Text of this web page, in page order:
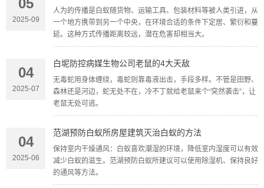
05
2025-09
人为的传播是白蚁随货物、运输工具、包装材料等被人类引进，从
一个地方携带到另一个中央，在环境合适的条件下定居、繁衍和蔓
延。这种方式传播距离较远，潜在危害却相当大。
04
2025-07
白坭防控病媒生物公司老鼠的4大天敌
无毒蛇用身体缠绕，毒蛇则靠毒液出击，手段多样。不管是田野、
森林还是河边，蛇无处不在，冷不丁就给老鼠来个“突然袭击”，让
老鼠无处可逃。
04
2025-06
范湖预防白蚁所房屋建筑灭治白蚁的方法
保持室内干燥通风：白蚁喜欢潮湿的环境，降低室内湿度可以有效
减少白蚁的滋生。范湖预防白蚁所建议可以使用除湿机、保持良好
的通风等方法。